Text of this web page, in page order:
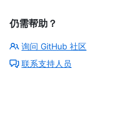
仍需帮助？
询问 GitHub 社区
联系支持人员